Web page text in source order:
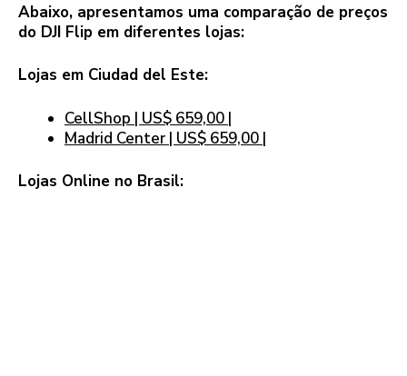
Abaixo, apresentamos uma comparação de preços
do DJI Flip em diferentes lojas:
Lojas em Ciudad del Este:
CellShop | US$ 659,00 |
Madrid Center | US$ 659,00 |
Lojas Online no Brasil: